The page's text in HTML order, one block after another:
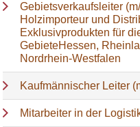
Gebietsverkaufsleiter
Holzimporteur und
Exklusivprodukten für
GebieteHessen,
Nordrhein-Westfalen
Kaufmännischer Leiter
Mitarbeiter in der